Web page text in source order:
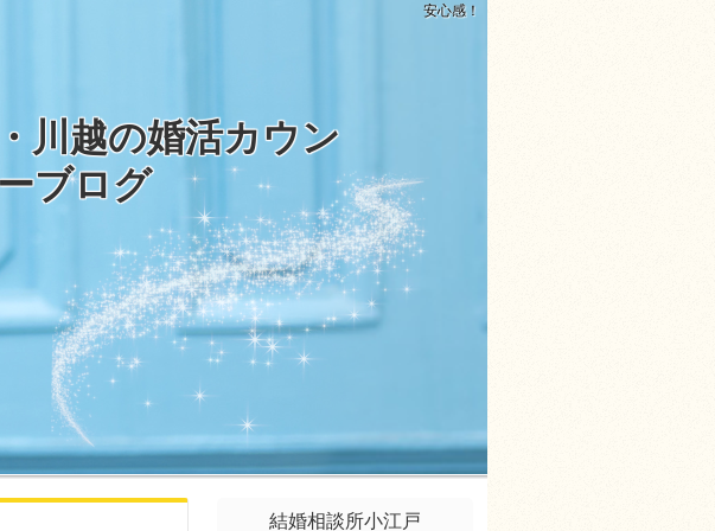
安心感！
川越の婚活カウン
ブログ
結婚相談所小江戸